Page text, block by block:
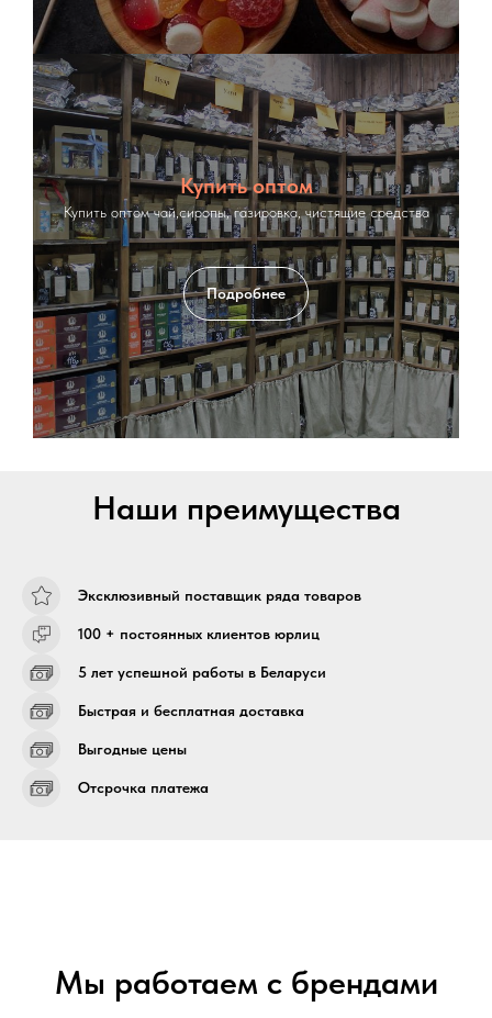
Купить оптом
Купить оптом чай,сиропы, газировка, чистящие средства
Подробнее
Наши преимущества
Эксклюзивный поставщик ряда товаров
100 + постоянных клиентов юрлиц
5 лет успешной работы в Беларуси
Быстрая и бесплатная доставка
Выгодные цены
Отсрочка платежа
Мы работаем с брендами